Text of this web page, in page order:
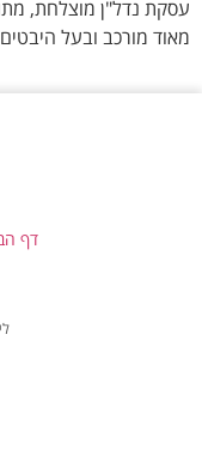
עסקת נדל"ן מוצלחת,
מאוד מורכב ובעל
דף